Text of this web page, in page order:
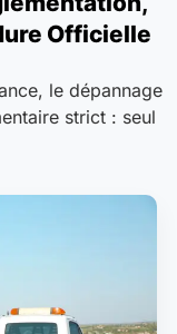
Officielle
le dépannage
strict : seul